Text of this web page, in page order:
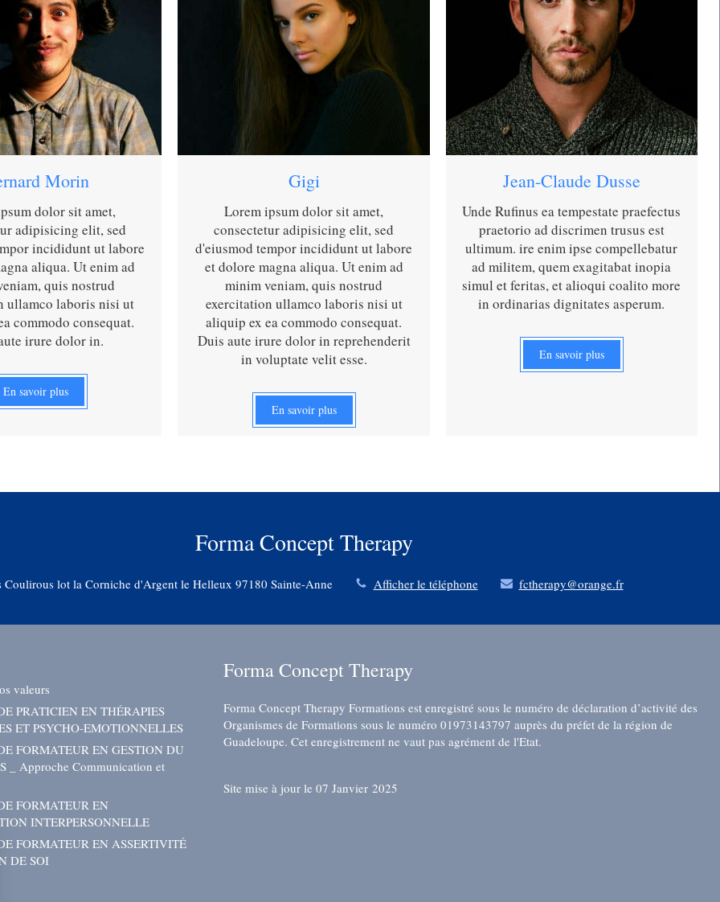
Morin
dolor sit amet,
adipisicing elit, sed
incididunt ut labore
aliqua. Ut enim ad
quis nostrud
ullamco laboris nisi ut
commodo consequat.
irure dolor in.
En savoir plus
Gigi
Lorem ipsum dolor sit amet,
consectetur adipisicing elit, sed
d'eiusmod tempor incididunt ut labore
et dolore magna aliqua. Ut enim ad
minim veniam, quis nostrud
exercitation ullamco laboris nisi ut
aliquip ex ea commodo consequat.
Duis aute irure dolor in reprehenderit
in voluptate velit esse.
En savoir plus
Jean-Claude Dusse
Unde Rufinus ea tempestate praefectus
praetorio ad discrimen trusus est
ultimum. ire enim ipse compellebatur
ad militem, quem exagitabat inopia
simul et feritas, et alioqui coalito more
in ordinarias dignitates asperum.
En savoir plus
Forma Concept Therapy
Coulirous lot la Corniche d'Argent le Helleux 97180 Sainte-Anne Afficher le téléphone fctherapy@orange.fr
valeurs
PRATICIEN EN THÉRAPIES
ET PSYCHO-EMOTIONNELLES
FORMATEUR EN GESTION DU
_ Approche Communication et
FORMATEUR EN
INTERPERSONNELLE
FORMATEUR EN ASSERTIVITÉ
DE SOI
Forma Concept Therapy
Forma Concept Therapy Formations est enregistré sous le numéro de déclaration d’activité des
Organismes de Formations sous le numéro 01973143797 auprès du préfet de la région de
Guadeloupe. Cet enregistrement ne vaut pas agrément de l'Etat.
Site mise à jour le 07 Janvier 2025